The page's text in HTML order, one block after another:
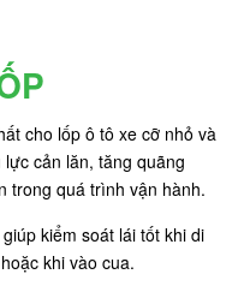
cho lốp ô tô xe cỡ nhỏ và
cản lăn, tăng quãng
trong quá trình vận hành.
kiểm soát lái tốt khi di
khi vào cua.